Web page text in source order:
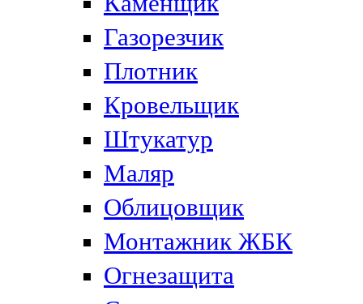
Газорезчик
Плотник
Кровельщик
Штукатур
Маляр
Облицовщик
Монтажник ЖБК
Огнезащита